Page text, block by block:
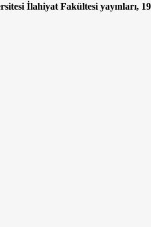
İlahiyat Fakültesi yayınları,